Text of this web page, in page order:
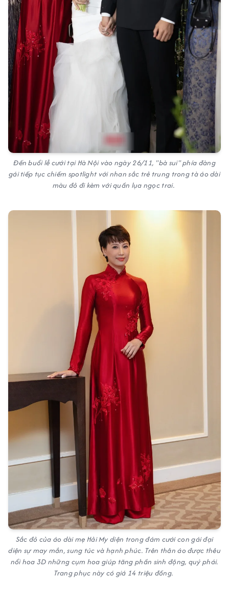
Đến buổi lễ cưới tại Hà Nội vào ngày 26/11, "bà sui" phía đàng
gái tiếp tục chiếm spotlight với nhan sắc trẻ trung trong tà áo dài
màu đỏ đi kèm với quần lụa ngọc trai.
Sắc đỏ của áo dài mẹ Hải My diện trong đám cưới con gái đại
diện sự may mắn, sung túc và hạnh phúc. Trên thân áo được thêu
nổi hoa 3D những cụm hoa giúp tăng phần sinh động, quý phái.
Trang phục này có giá 14 triệu đồng.